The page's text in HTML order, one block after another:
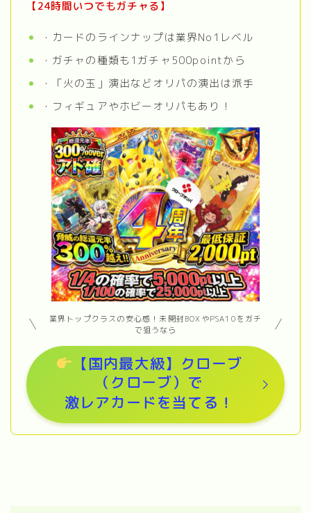
【24時間いつでもガチャる】
・カードのラインナップは業界No1レベル
・ガチャの種類も1ガチャ500pointから
・「火の玉」演出などオリパの演出は派手
・フィギュアやホビーオリパもあり！
業界トップクラスの安心感！未開封BOXやPSA10をガチ
で狙うなら
【国内最大級】クローブ
（クローブ）で
激レアカードを当てる！